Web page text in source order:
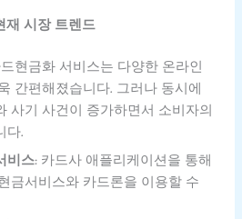
재 시장 트렌드
현금화 서비스는 다양한 온라인
간편해졌습니다. 그러나 동시에
사기 사건이 증가하면서 소비자의
다.
비스: 카드사 애플리케이션을 통해
금서비스와 카드론을 이용할 수